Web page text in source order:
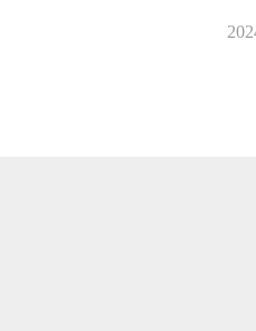
2024